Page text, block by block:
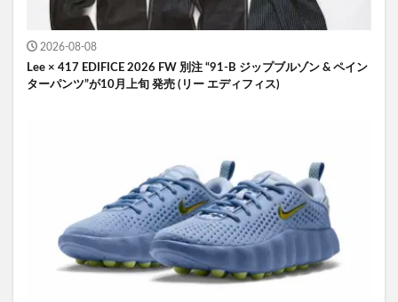
2026-08-08
Lee × 417 EDIFICE 2026 FW 別注 “91-B ジップブルゾン & ペイン
ターパンツ”が10月上旬 発売 (リー エディフィス)